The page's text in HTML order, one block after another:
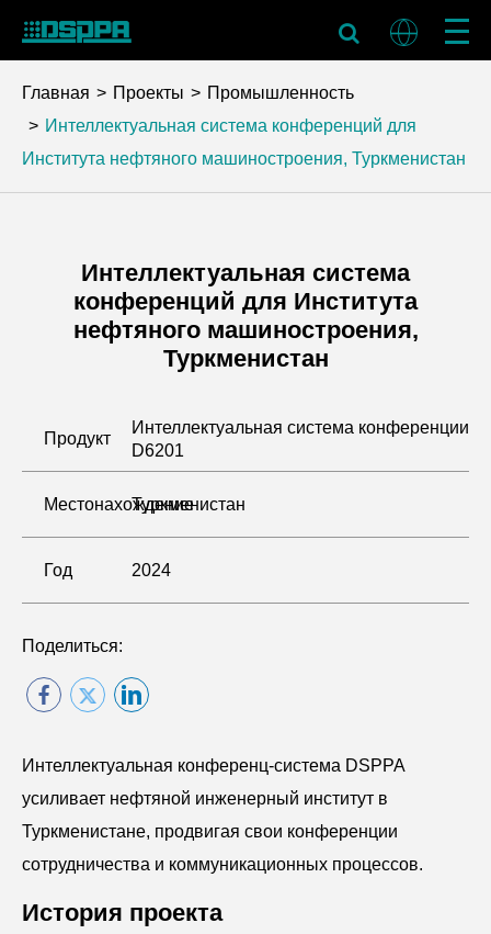
Главная Проекты
Промышленность
Интеллектуальная система конференций для
Института нефтяного машиностроения, Туркменистан
Интеллектуальная система
конференций для Института
нефтяного машиностроения,
Туркменистан
Продукт
Интеллектуальная система конференции
D6201
Местонахождение
Туркменистан
Год 2024
Поделиться:
Интеллектуальная конференц-система DSPPA
усиливает нефтяной инженерный институт в
Туркменистане, продвигая свои конференции
сотрудничества и коммуникационных процессов.
История проекта